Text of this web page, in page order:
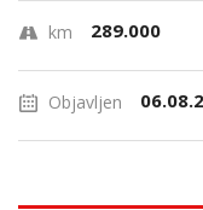
km 289.000
Objavljen